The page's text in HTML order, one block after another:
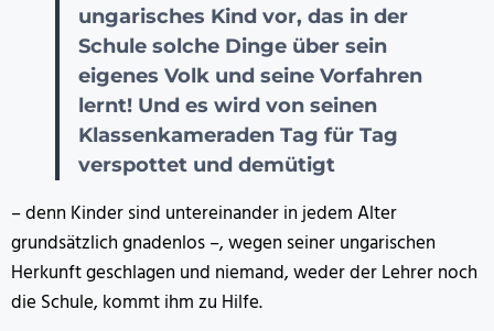
ungarisches Kind vor, das in der
Schule solche Dinge über sein
eigenes Volk und seine Vorfahren
lernt! Und es wird von seinen
Klassenkameraden Tag für Tag
verspottet und demütigt
– denn Kinder sind untereinander in jedem Alter
grundsätzlich gnadenlos –, wegen seiner ungarischen
Herkunft geschlagen und niemand, weder der Lehrer noch
die Schule, kommt ihm zu Hilfe.